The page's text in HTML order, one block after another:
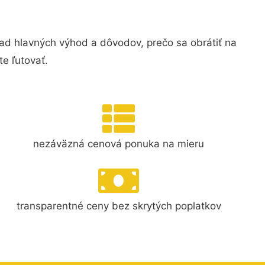
hlavných výhod a dôvodov, prečo sa obrátiť na
ľutovať.
nezáväzná cenová ponuka na mieru
transparentné ceny bez skrytých poplatkov